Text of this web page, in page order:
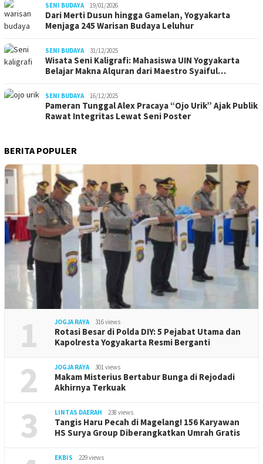
SENI BUDAYA 19/01/2026
Dari Merti Dusun hingga Gamelan, Yogyakarta
Menjaga 245 Warisan Budaya Leluhur
SENI BUDAYA 31/12/2025
Wisata Seni Kaligrafi: Mahasiswa UIN Yogyakarta
Belajar Makna Alquran dari Maestro Syaiful…
SENI BUDAYA 16/12/2025
Pameran Tunggal Alex Pracaya “Ojo Urik” Ajak Publik
Rawat Integritas Lewat Seni Poster
BERITA POPULER
1 JOGJA RAYA 316 views
Rotasi Besar di Polda DIY: 5 Pejabat Utama dan
Kapolresta Yogyakarta Resmi Berganti
2 JOGJA RAYA 301 views
Makam Misterius Bertabur Bunga di Rejodadi
Akhirnya Terkuak
3 LINTAS DAERAH 238 views
Tangis Haru Pecah di Magelang! 156 Karyawan
HS Surya Group Diberangkatkan Umrah Gratis
EKBIS 229 views